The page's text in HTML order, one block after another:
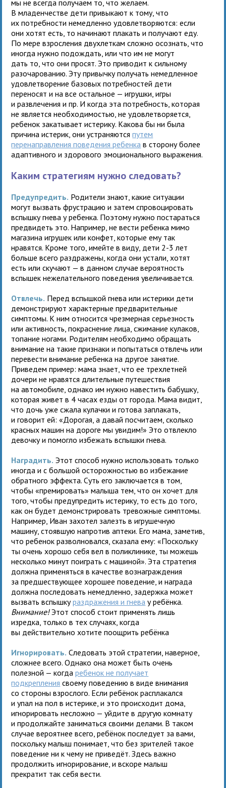
мы не всегда получаем то, что желаем.
В младенчестве дети привыкают к тому, что
их потребности немедленно удовлетворяются: если
они хотят есть, то начинают плакать и получают еду.
По мере взросления двухлеткам сложно осознать, что
иногда нужно подождать, или что им не могут
дать то, что они просят. Это приводит к сильному
разочарованию. Эту привычку получать немедленное
удовлетворение базовых потребностей дети
переносят и на все остальное — игрушки, игры
и развлечения и пр. И когда эта потребность, которая
не является необходимостью, не удовлетворяется,
ребенок закатывает истерику. Какова бы ни была
причина истерик, они устраняютсяпутем
перенаправления поведения ребенка в сторону более
адаптивного и здорового эмоционального выражения.
Каким стратегиям нужно следовать?
Предупредить. Родители знают, какие ситуации
могут вызвать фрустрацию и затем спровоцировать
вспышку гнева у ребенка. Поэтому нужно постараться
предвидеть это. Например, не вести ребенка мимо
магазина игрушек или конфет, которые ему так
нравятся. Кроме того, имейте в виду, дети 2-3 лет
больше всего раздражены, когда они устали, хотят
есть или скучают — в данном случае вероятность
вспышек нежелательного поведения увеличивается.
Отвлечь. Перед вспышкой гнева или истерики дети
демонстрируют характерные предварительные
симптомы. К ним относится чрезмерная серьезность
или активность, покраснение лица, сжимание кулаков,
топание ногами. Родителям необходимо обращать
внимание на такие признаки и попытаться отвлечь или
перевести внимание ребенка на другое занятие.
Приведем пример: мама знает, что ее трехлетней
дочери не нравятся длительные путешествия
на автомобиле, однако им нужно навестить бабушку,
которая живет в 4 часах езды от города. Мама видит,
что дочь уже сжала кулачки и готова заплакать,
и говорит ей: «Дорогая, а давай посчитаем, сколько
красных машин на дороге мы увидим!» Это отвлекло
девочку и помогло избежать вспышки гнева.
Наградить. Этот способ нужно использовать только
иногда и с большой осторожностью во избежание
обратного эффекта. Суть его заключается в том,
чтобы «премировать» малыша тем, что он хочет для
того, чтобы предупредить истерику, то есть до того,
как он будет демонстрировать тревожные симптомы.
Например, Иван захотел залезть в игрушечную
машину, стоявшую напротив аптеки. Его мама, заметив,
что ребенок разволновался, сказала ему: «Поскольку
ты очень хорошо себя вел в поликлинике, ты можешь
несколько минут поиграть с машиной». Эта стратегия
должна применяться в качестве вознаграждения
за предшествующее хорошее поведение, и награда
должна последовать немедленно, задержка может
вызвать вспышкураздражения и гнева у ребёнка.
Внимание!Этот способ стоит применять лишь
изредка, только в тех случаях, когда
вы действительно хотите поощрить ребёнка
Игнорировать. Следовать этой стратегии, наверное,
сложнее всего. Однако она может быть очень
полезной — когдаребенок не получает
подкрепления своему поведению в виде внимания
со стороны взрослого. Если ребёнок расплакался
и упал на пол в истерике, и это происходит дома,
игнорировать несложно — уйдите в другую комнату
и продолжайте заниматься своими делами. В таком
случае вероятнее всего, ребёнок последует за вами,
поскольку малыш понимает, что без зрителей такое
поведение ни к чему не приведёт. Здесь важно
продолжить игнорирование, и вскоре малыш
прекратит так себя вести.